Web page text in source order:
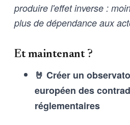
produire l'effet inverse :
plus de dépendance aux
Et maintenant ?
🤘 Créer un
européen des
réglementaires